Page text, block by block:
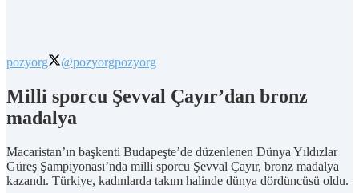
pozyorg @pozyorgpozyorg
Milli sporcu Şevval Çayır’dan bronz
madalya
Macaristan’ın başkenti Budapeşte’de düzenlenen Dünya Yıldızlar
Güreş Şampiyonası’nda milli sporcu Şevval Çayır, bronz madalya
kazandı. Türkiye, kadınlarda takım halinde dünya dördüncüsü oldu.